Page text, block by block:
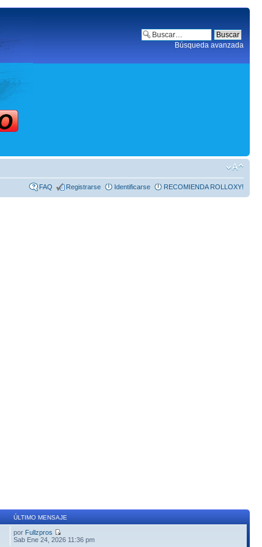
Búsqueda avanzada
FAQ Registrarse Identificarse RECOMIENDA ROLLOXY!
ÚLTIMO MENSAJE
por Fullzpros
Sab Ene 24, 2026 11:36 pm